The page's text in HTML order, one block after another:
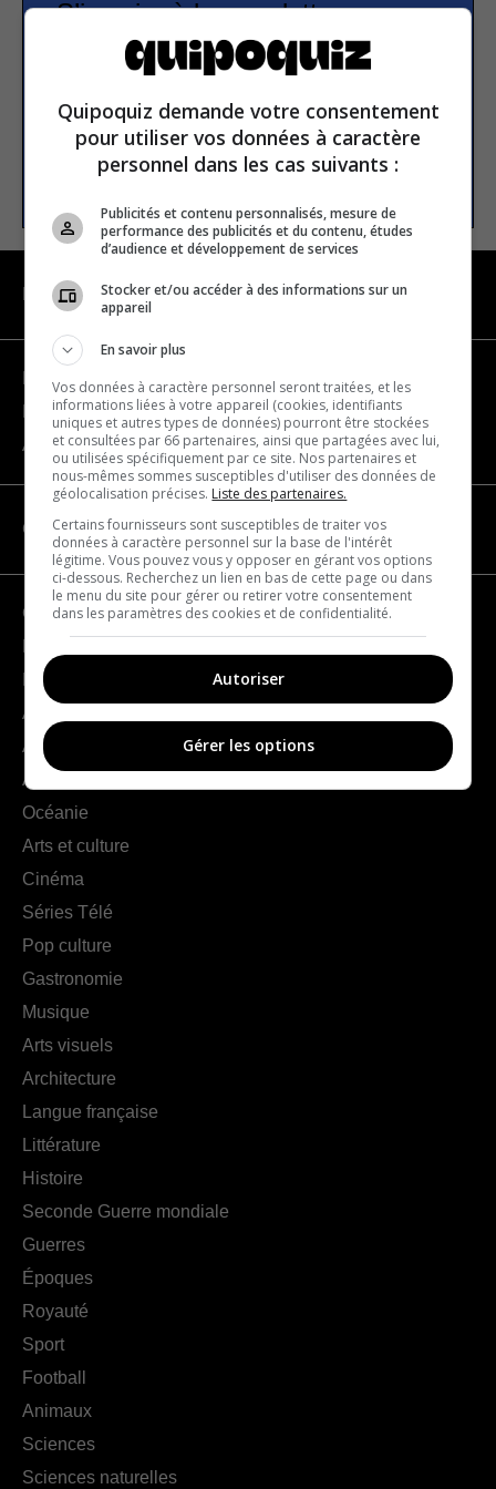
S’inscrire à la newsletter
S’INSCRIRE
NAVIGATION
Devenir partenaire
Nous joindre
À propos
CATÉGORIES
Géographie
Europe
Amériques
Asie
Afrique
Océanie
Arts et culture
Cinéma
Séries Télé
Pop culture
Gastronomie
Musique
Arts visuels
Architecture
Langue française
Littérature
Histoire
Seconde Guerre mondiale
Guerres
Époques
Royauté
Sport
Football
Animaux
Sciences
Sciences naturelles
Quipoquiz demande votre consentement
pour utiliser vos données à caractère
personnel dans les cas suivants :
Publicités et contenu personnalisés, mesure de
performance des publicités et du contenu, études
d’audience et développement de services
Stocker et/ou accéder à des informations sur un
appareil
En savoir plus
Vos données à caractère personnel seront traitées, et les
informations liées à votre appareil (cookies, identifiants
uniques et autres types de données) pourront être stockées
et consultées par 66 partenaires, ainsi que partagées avec lui,
ou utilisées spécifiquement par ce site. Nos partenaires et
nous-mêmes sommes susceptibles d'utiliser des données de
géolocalisation précises. Liste des partenaires.
Certains fournisseurs sont susceptibles de traiter vos
données à caractère personnel sur la base de l'intérêt
légitime. Vous pouvez vous y opposer en gérant vos options
ci-dessous. Recherchez un lien en bas de cette page ou dans
le menu du site pour gérer ou retirer votre consentement
dans les paramètres des cookies et de confidentialité.
Autoriser
Gérer les options